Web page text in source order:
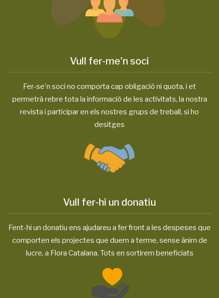
Vull fer-me'n soci
Fer-se'n soci no comporta cap obligació ni quota, i et
permetrà rebre tota la informació de les activitats, la nostra
revista i participar en els nostres grups de treball, si ho
desitges
Vull fer-hi un donatiu
Fent-hi un donatiu ens ajudareu a fer front a les despeses que
comporten els projectes que duem a terme, sense ànim de
lucre, a Flora Catalana. Tots en sortirem beneficiats